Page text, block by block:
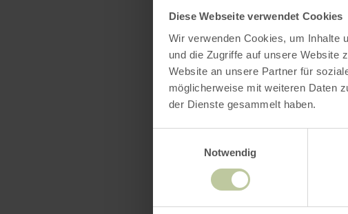
Diese Webseite verwendet Cookies
Wir verwenden Cookies, um Inhalte
und die Zugriffe auf unsere Website
Website an unsere Partner für
möglicherweise mit weiteren Daten
der Dienste gesammelt haben.
Notwendig